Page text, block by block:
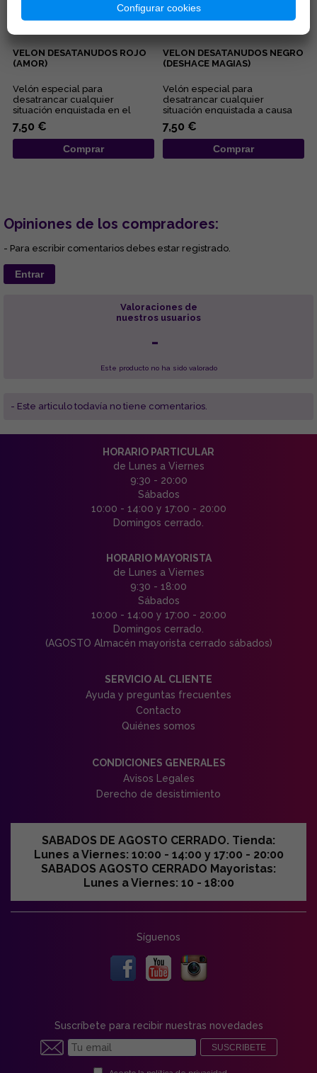
VELON DESATANUDOS ROJO
(AMOR)
Velón especial para
desatrancar cualquier
situación enquistada en el
ámbito amoroso y sexual....
7,50 €
Comprar
VELON DESATANUDOS NEGRO
(DESHACE MAGIAS)
Velón especial para
desatrancar cualquier
situación enquistada a causa
de maleficios y malas artes....
7,50 €
Comprar
Opiniones de los compradores:
- Para escribir comentarios debes estar registrado.
Entrar
Valoraciones de
nuestros usuarios
-
Este producto no ha sido valorado
- Este articulo todavía no tiene comentarios.
HORARIO PARTICULAR
de Lunes a Viernes
9:30 - 20:00
Sábados
10:00 - 14:00 y 17:00 - 20:00
Domingos cerrado.
HORARIO MAYORISTA
de Lunes a Viernes
9:30 - 18:00
Sábados
10:00 - 14:00 y 17:00 - 20:00
Domingos cerrado.
(AGOSTO Almacén mayorista cerrado sábados)
SERVICIO AL CLIENTE
Ayuda y preguntas frecuentes
Contacto
Quiénes somos
CONDICIONES GENERALES
Avisos Legales
Derecho de desistimiento
SABADOS DE AGOSTO CERRADO. Tienda:
Lunes a Viernes: 10:00 - 14:00 y 17:00 - 20:00
SABADOS AGOSTO CERRADO Mayoristas:
Lunes a Viernes: 10 - 18:00
Síguenos
Suscríbete para recibir nuestras novedades
SUSCRIBETE
Configurar cookies